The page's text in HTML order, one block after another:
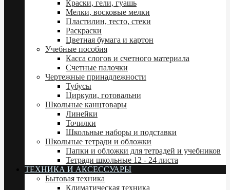
Краски, гели, гуашь
Мелки, восковые мелки
Пластилин, тесто, стеки
Раскраски
Цветная бумага и картон
Учебные пособия
Касса слогов и счетного материала
Счетные палочки
Чертежные принадлежности
Тубусы
Циркули, готовальни
Школьные канцтовары
Линейки
Точилки
Школьные наборы и подставки
Школьные тетради и обложки
Папки и обложки для тетрадей и учебников
Тетради школьные 12 - 24 листа
ТЕХНИКА И АКСЕССУАРЫ
Бытовая техника
Климатическая техника